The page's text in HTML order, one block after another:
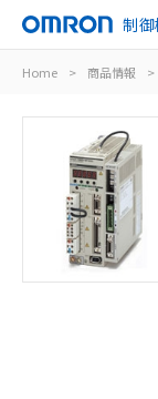
制
Home > 商品情報 >